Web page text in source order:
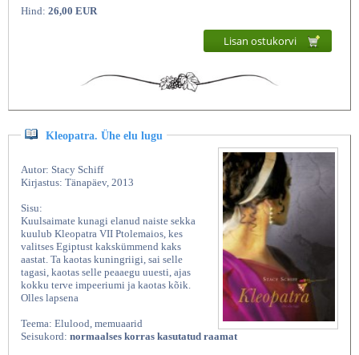
Hind: 26,00 EUR
Lisan ostukorvi
Kleopatra. Ühe elu lugu
Autor: Stacy Schiff
Kirjastus: Tänapäev, 2013
Sisu:
Kuulsaimate kunagi elanud naiste sekka
kuulub Kleopatra VII Ptolemaios, kes
valitses Egiptust kakskümmend kaks
aastat. Ta kaotas kuningriigi, sai selle
tagasi, kaotas selle peaaegu uuesti, ajas
kokku terve impeeriumi ja kaotas kõik.
Olles lapsena
Teema: Elulood, memuaarid
Seisukord: normaalses korras kasutatud raamat